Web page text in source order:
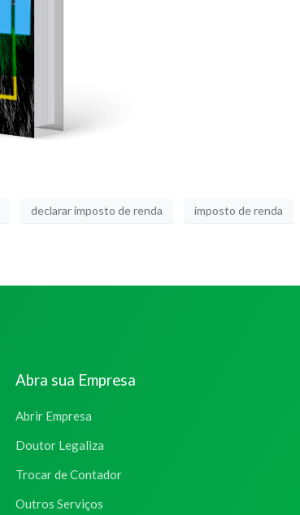
declarar imposto de renda imposto de renda
Abra sua Empresa
Abrir Empresa
Doutor Legaliza
Trocar de Contador
Outros Serviços